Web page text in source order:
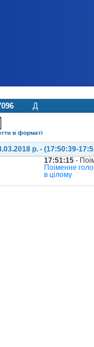
Д
в форматі
р. - (17:50:39-
17:51:15 -
Поіменне
в цілому